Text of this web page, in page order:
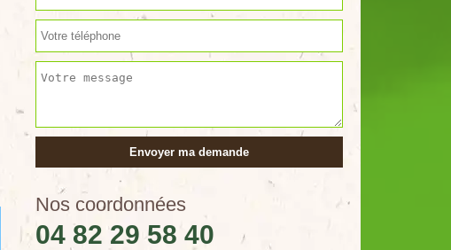
Nos coordonnées
04 82 29 58 40